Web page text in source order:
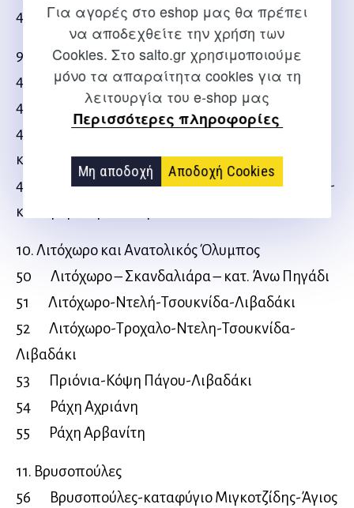
Για αγορές στο eshop μας θα πρέπει
να αποδεχθείτε την χρήση των
Cookies. Στο salto.gr χρησιμοποιούμε
μόνο τα απαραίτητα cookies για τη
λειτουργία του e-shop μας
Περισσότερες πληροφορίες
Μη αποδοχή Αποδοχή Cookies
45 Παλαιά Λεπτοκαρυά – κατ. Άνω Πηγάδι
9. Γύρω απο το Χριστάκη
46 Βρυσοπούλες-καταφύγιο Χριστάκη
47 Ξερολάκκι-καταφύγιο Χριστάκη
48 Κοκκινοπηλός-Κίτρος-Φλάμπουρο-
καταφύγιο Χριστάκη
49 Σαλατούρα-καταφύγιο Πυξάρι-Φλάμπουρο-
καταφύγιο Χριστάκη
10. Λιτόχωρο και Ανατολικός Όλυμπος
50 Λιτόχωρο – Σκανδαλιάρα – κατ. Άνω Πηγάδι
51 Λιτόχωρο-Ντελή-Τσουκνίδα-Λιβαδάκι
52 Λιτόχωρο-Τροχαλο-Ντελη-Τσουκνίδα-
Λιβαδάκι
53 Πριόνια-Κόψη Πάγου-Λιβαδάκι
54 Ράχη Αχριάνη
55 Ράχη Αρβανίτη
11. Βρυσοπούλες
56 Βρυσοπούλες-καταφύγιο Μιγκοτζίδης-Άγιος